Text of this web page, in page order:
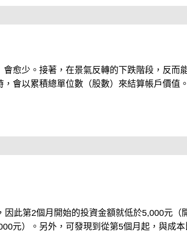
愈少。接著，在景氣反轉的下跌階段，反而
會以累積總單位數（股數）來結算帳戶價值
此第2個月開始的投資金額就低於5,000元（
元）。另外，可發現到從第5個月起，與成本